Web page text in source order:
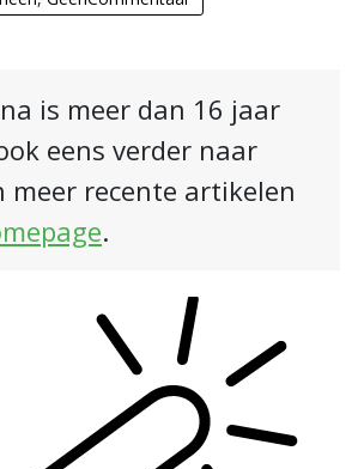
is meer dan 16 jaar
eens verder naar
meer recente artikelen
.